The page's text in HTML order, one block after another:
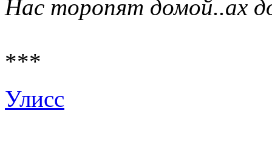
Нас торопят домой..ах
***
Улисс